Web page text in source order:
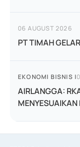
06 AUGUST 2026
PT TIMAH
EKONOMI BISNIS |
AIRLANGGA: